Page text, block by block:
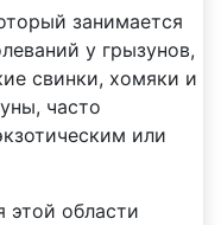
занимается
у грызунов,
свинки, хомяки и
часто
или
области